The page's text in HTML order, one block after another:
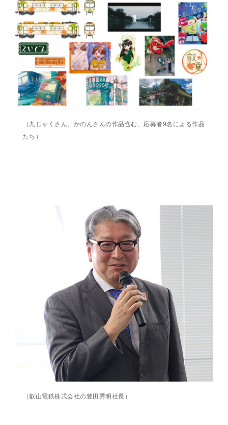
（九じゃくさん、かのんさんの作品含む、応募者9名による作品
たち）
（叡山電鉄株式会社の豊田秀明社長）